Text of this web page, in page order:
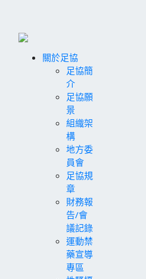
關於足協
足協簡
介
足協願
景
組織架
構
地方委
員會
足協規
章
財務報
告/會
議記錄
運動禁
藥宣導
專區